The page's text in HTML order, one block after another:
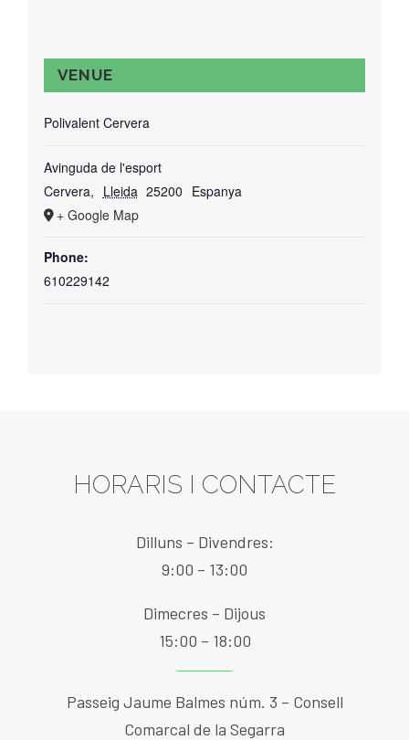
VENUE
Polivalent Cervera
Avinguda de l'esport
Cervera, Lleida 25200 Espanya
+ Google Map
Phone:
610229142
HORARIS I CONTACTE
Dilluns – Divendres:
9:00 – 13:00
Dimecres – Dijous
15:00 – 18:00
Passeig Jaume Balmes núm. 3 – Consell
Comarcal de la Segarra